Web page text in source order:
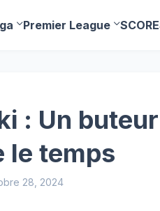
Premier League
: Un
le temps
28, 2024